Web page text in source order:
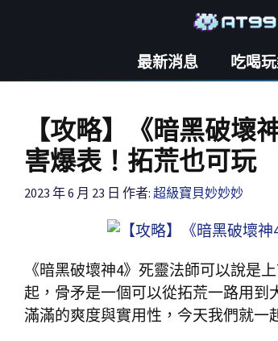
最新消息 吃喝
【攻略】《暗黑破
害爆表！拓荒也可玩
2023 年 6 月 23 日 作者: 超級寶貝妙妙妙
《暗黑破壞神4》死靈法師可以說是
起，骨矛是一個可以從拓荒一路用
滿滿的爽度與實用性，今天我們就一